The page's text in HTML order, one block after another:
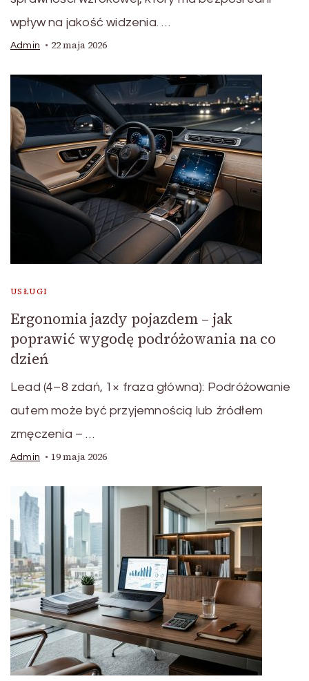
wpływ na jakość widzenia. …
Admin 22 maja 2026
USŁUGI
Ergonomia jazdy pojazdem – jak
poprawić wygodę podróżowania na co
dzień
Lead (4–8 zdań, 1× fraza główna): Podróżowanie
autem może być przyjemnością lub źródłem
zmęczenia – …
Admin 19 maja 2026